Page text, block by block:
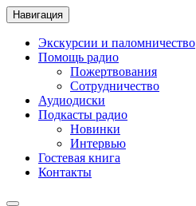
Навигация
Экскурсии и паломничество
Помощь радио
Пожертвования
Сотрудничество
Аудиодиски
Подкасты радио
Новинки
Интервью
Гостевая книга
Контакты